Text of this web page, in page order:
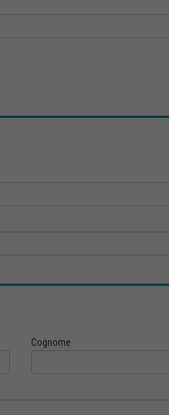
Cognome